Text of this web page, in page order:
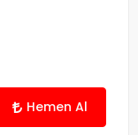
Hemen Al